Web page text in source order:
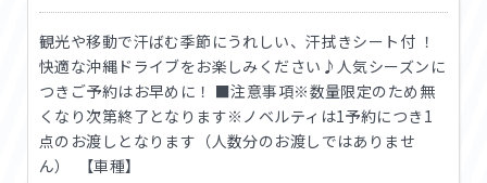
観光や移動で汗ばむ季節にうれしい、汗拭きシート付 ！
快適な沖縄ドライブをお楽しみください♪人気シーズンに
つきご予約はお早めに！ ■注意事項※数量限定のため無
くなり次第終了となります※ノベルティは1予約につき1
点のお渡しとなります（人数分のお渡しではありませ
ん） 【車種】